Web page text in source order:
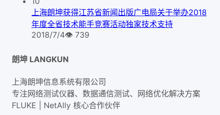
上海朗坤获得江苏省新闻出版广电局关于举办2018
年度全省技术能手竞赛活动独家技术支持
2018/7/4👁 739
朗坤 LANGKUN
上海朗坤信息系统有限公司
专注网络测试仪器、数据通信测试、网络优化解决方案
FLUKE | NetAlly 核心合作伙伴